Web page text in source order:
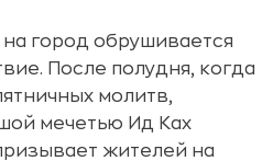
город обрушивается
После полудня, когда
молитв,
мечетью Ид Ках
жителей на